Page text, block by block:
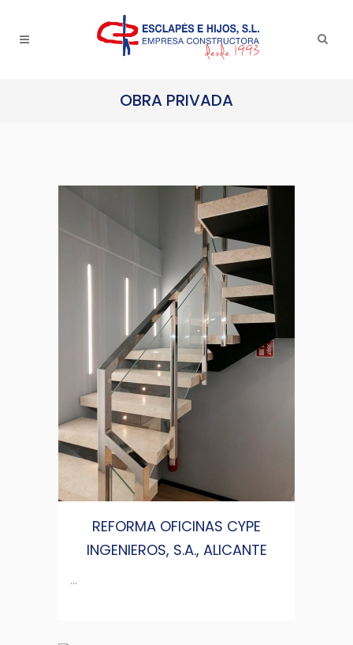
OBRA PRIVADA
REFORMA OFICINAS CYPE
INGENIEROS, S.A., ALICANTE
...